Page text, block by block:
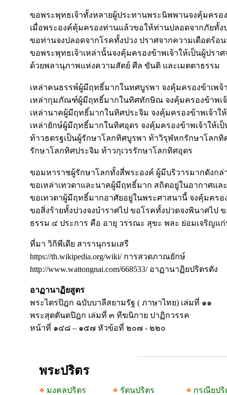
ขอพระพุทธเจ้าทั้งหลายผู้ประทานพระนิพพานจงคุ้มครอ
เมื่อพระองค์คุ้มครองท่านแล้วขอให้ท่านปลอดจากภัยทั้ง
ขอท่านจงปลอดจากโรคทั้งปวง ปราศจากความเดือดร้อ
ขอพระพุทธเจ้าเหล่านั้นจงคุ้มครองข้าพเจ้าให้เป็นผู้ปรา
ด้วยพลานุภาพแห่งความสัตย์ ศีล ขันติ และเมตตาธรรม
เหล่าคนธรรพ์ผู้มีฤทธิ์มากในทศบูรพา จงคุ้มครองข้าเพ
เหล่ากุมภัณฑ์ผู้มีฤทธิ์มากในทิศทักษิณ จงคุ้มครองข้าพเ
เหล่านาคผู้มีฤทธิ์มากในทิศประจิม จงคุ้มครองข้าพเจ้าใ
เหล่ายักษ์ผู้มีฤทธิ์มากในทิศอุดร จงคุ้มครองข้าพเจ้าให้เ
ท้าวธตรฐเป็นผู้รักษาโลกทิศบูรพา ท้าวิรุฬหกรักษาโลก
รักษาโลกทิศประจิม ท้าวกุเวรรักษาโลกทิศอุดร
ขอมหาราชผู้รักษาโลกทั้งสี่พระองค์ ผู้มีบริวารมากดังก
ขอเหล่าเทวดาและนาคผู้มีฤทธิ์มาก สถิตอยู่ในอากาศแ
ขอเทวดาผู้มีฤทธิ์มากอาศัยอยู่ในพระศาสนานี้ จงคุ้มครอ
ขอสิ่งร้ายทั้งปวงจงบำราศไป ขอโรคทั้งปวดจงพินาศไป
ธรรม ๔ ประการ คือ อายุ วรรณะ สุขะ พละ ย่อมเจริญ
ที่มา วิกิพีเดีย สารานุกรมเสรี
https://th.wikipedia.org/wiki/ การสวดภาณยักษ์
http://www.wattongnai.com/668533/ อาฏานาฏิยปริตรตัง
อาฏานาฏิยสูตร
พระไตรปิฎก ฉบับบาลีสยามรัฐ ( ภาษาไทย) เล่มที่ ๑๑
พระสุตตันตปิฎก เล่มที่ ๓ ทีฆนิกาย ปาฏิกวรรค
หน้าที่ ๑๔๘ – ๑๕๗ หัวข้อที่ ๒๐๗ - ๒๒๐
พระปริตร
มงคลปริตร รัตนปริตร กรณียปริ